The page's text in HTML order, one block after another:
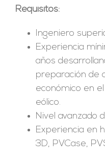
Requisitos:
Ingeniero
Experiencia
años
preparación de
económico en
eólico.
Nivel avanzado
Experiencia en
3D, PVCase,